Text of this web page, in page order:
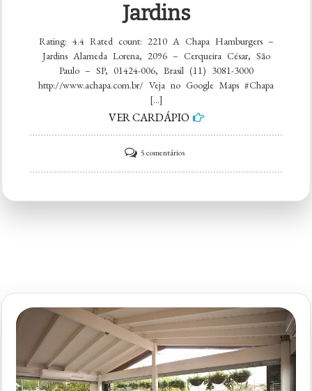
Jardins
Rating: 4.4 Rated count: 2210 A Chapa Hamburgers –
Jardins Alameda Lorena, 2096 – Cerqueira César, São
Paulo – SP, 01424-006, Brasil (11) 3081-3000
http://www.achapa.com.br/ Veja no Google Maps #Chapa
[…]
VER CARDÁPIO
5 comentáriosem
A